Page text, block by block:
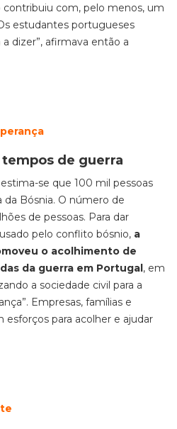
contribuiu com, pelo menos, um
estudantes portugueses
dizer”, afirmava então a
de guerra
se que 100 mil pessoas
Bósnia. O número de
de pessoas. Para dar
pelo conflito bósnio, a
o acolhimento de
da guerra em Portugal, em
a sociedade civil para a
Empresas, famílias e
esforços para acolher e ajudar